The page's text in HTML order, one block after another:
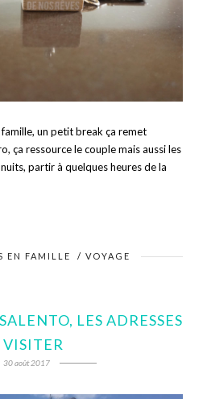
un petit break ça remet
ça ressource le couple mais aussi les
partir à quelques heures de la
EN FAMILLE / VOYAGE
LES ADRESSES
VISITER
30 août 2017